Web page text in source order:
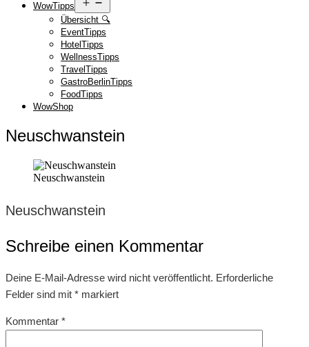
WowTipps
öffnen
Übersicht 🔍
EventTipps
HotelTipps
WellnessTipps
TravelTipps
GastroBerlinTipps
FoodTipps
WowShop
Neuschwanstein
Neuschwanstein
Neuschwanstein
Schreibe einen Kommentar
Deine E-Mail-Adresse wird nicht veröffentlicht. Erforderliche
Felder sind mit * markiert
Kommentar *